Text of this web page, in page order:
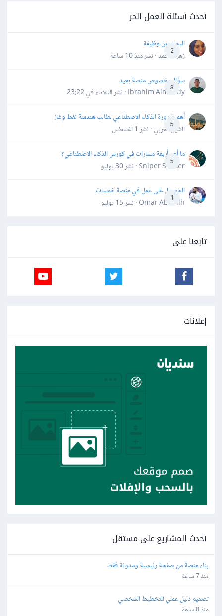
أحدث أسئلة العمل الحر
2
البحث عن وظيفة
زهرة محمد · نشرمنذ 10 ساعة
3
سؤال بخصوص منصة بعيد
Ibrahim Almahdy · نشر
الثلاثاء في 23:22
5
أهمية دورة الذكاء الاصطناعي لطالب هندسة نفط وغاز
الشيخ العربي · نشر 1 أغسطس
5
ما أهم أربعة مسارات في كورس الذكاء الاصطناعي؟
Sniper Shaker · نشر
30 يوليو
1
الحصول على عمل في منصة خمسات
Omar Abdallh · نشر
15 يوليو
تابعنا على
إعلانات
أحدث المشاريع على مستقل
بناء منصة من صفحة رئيسية ومدونة فقط
منذ 7 ساعة
تصميم دليل عملي للتخطيط الشخصي
منذ 8 ساعة